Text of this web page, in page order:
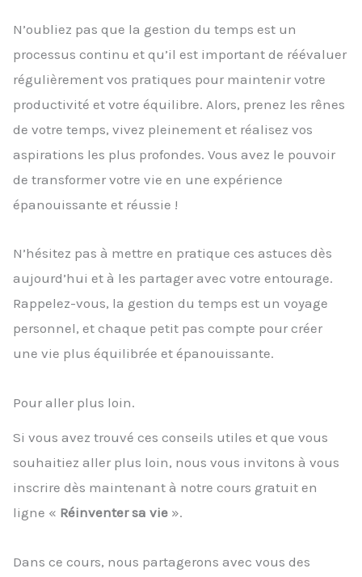
N’oubliez pas que la gestion du temps est un
processus continu et qu’il est important de réévaluer
régulièrement vos pratiques pour maintenir votre
productivité et votre équilibre. Alors, prenez les rênes
de votre temps, vivez pleinement et réalisez vos
aspirations les plus profondes. Vous avez le pouvoir
de transformer votre vie en une expérience
épanouissante et réussie !
N’hésitez pas à mettre en pratique ces astuces dès
aujourd’hui et à les partager avec votre entourage.
Rappelez-vous, la gestion du temps est un voyage
personnel, et chaque petit pas compte pour créer
une vie plus équilibrée et épanouissante.
Pour aller plus loin.
Si vous avez trouvé ces conseils utiles et que vous
souhaitiez aller plus loin, nous vous invitons à vous
inscrire dès maintenant à notre cours gratuit en
ligne « Réinventer sa vie ».
Dans ce cours, nous partagerons avec vous des